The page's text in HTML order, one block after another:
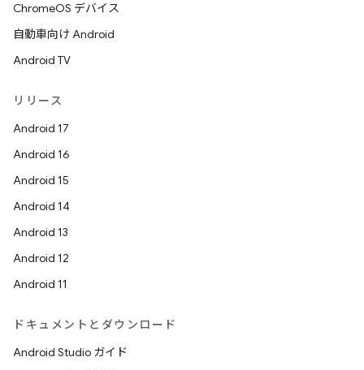
ChromeOS デバイス
自動車向け Android
Android TV
リリース
Android 17
Android 16
Android 15
Android 14
Android 13
Android 12
Android 11
ドキュメントとダウンロード
Android Studio ガイド